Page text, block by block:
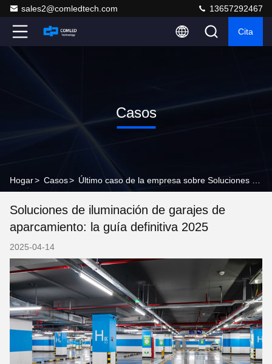
sales2@comledtech.com 13657292467
Cita
Casos
Hogar> Casos>
Soluciones de iluminación de garajes de
aparcamiento: la guía definitiva 2025
2025-04-14